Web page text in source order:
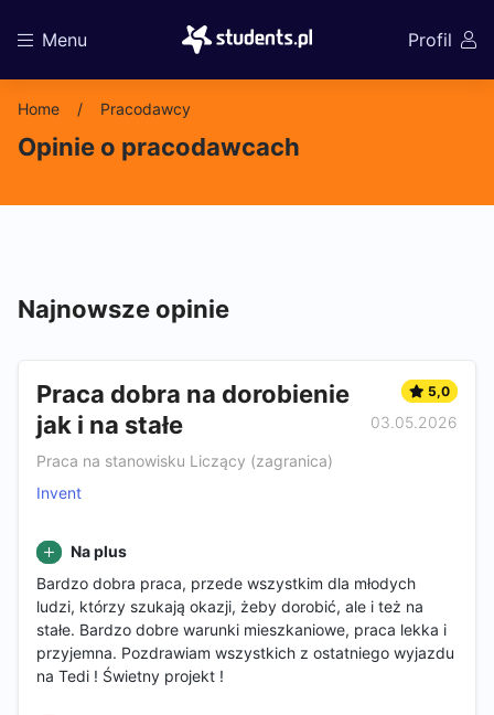
Menu Profil
Home Pracodawcy
Opinie o pracodawcach
Najnowsze opinie
Praca dobra na dorobienie
jak i na stałe
Praca na stanowisku Liczący (zagranica)
Invent
5,0
03.05.2026
Na plus
Bardzo dobra praca, przede wszystkim dla młodych
ludzi, którzy szukają okazji, żeby dorobić, ale i też na
stałe. Bardzo dobre warunki mieszkaniowe, praca lekka i
przyjemna. Pozdrawiam wszystkich z ostatniego wyjazdu
na Tedi ! Świetny projekt !